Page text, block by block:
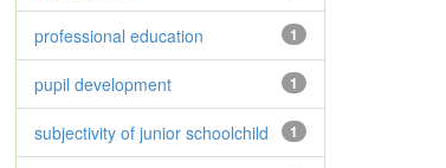
1
professional education
1
pupil development
1
subjectivity of junior schoolchild